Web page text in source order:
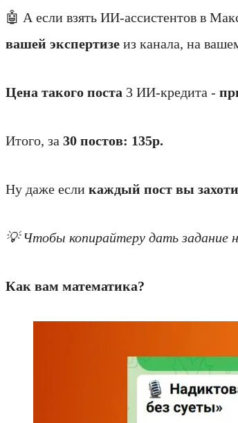
🤖 А если взять ИИ-ассистентов в
вашей экспертизе из канала, на
Цена такого поста 3 ИИ-кредита -
Итого, за 30 постов: 135р.
Ну даже если каждый пост вы
💡 Чтобы копирайтеру дать задание
Как вам математика?